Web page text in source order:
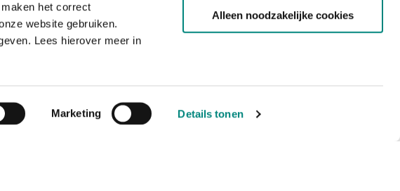
het correct
website gebruiken.
Lees hierover meer in
Marketing Details tonen
Alleen noodzakelijke cookies